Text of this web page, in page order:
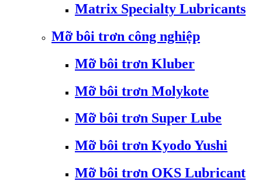
Matrix Specialty Lubricants
Mỡ bôi trơn công nghiệp
Mỡ bôi trơn Kluber
Mỡ bôi trơn Molykote
Mỡ bôi trơn Super Lube
Mỡ bôi trơn Kyodo Yushi
Mỡ bôi trơn OKS Lubricant